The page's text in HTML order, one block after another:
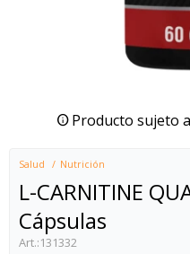
Producto sujeto
Salud Nutrición
L-CARNITINE
Cápsulas
131332